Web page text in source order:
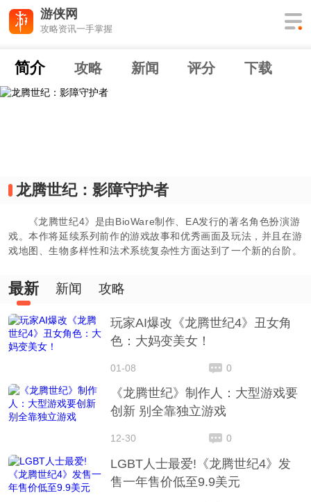
游侠网
攻略资讯一手掌握
简介 攻略 新闻 评分 下载
龙腾世纪：影障守护者
《龙腾世纪4》是由BioWare制作、EA发行的著名角色扮演游
戏。本作将延续系列前作的游戏故事和优秀画面及玩法，并且在游
戏地图、生物多样性和法术系统复杂性方面达到了一个新的台阶。
最新 新闻 攻略
玩家AI爆改《龙腾世纪4》丑女角
色：大妈变美女！
01-08 0
《龙腾世纪》制作人：大型游戏要
创新 别全靠独立游戏
12-30 0
LGBT人士最爱!《龙腾世纪4》发
售一年售价低至9.9美元